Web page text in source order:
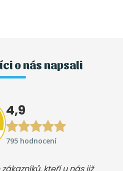
o nás napsali
4,9
795 hodnocení
kteří u nás již